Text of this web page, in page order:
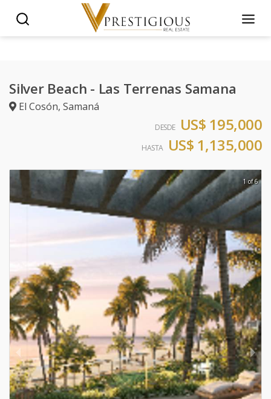
Silver Beach - Las Terrenas Samana
El Cosón, Samaná
DESDE US$ 195,000
HASTA US$ 1,135,000
1 of 6